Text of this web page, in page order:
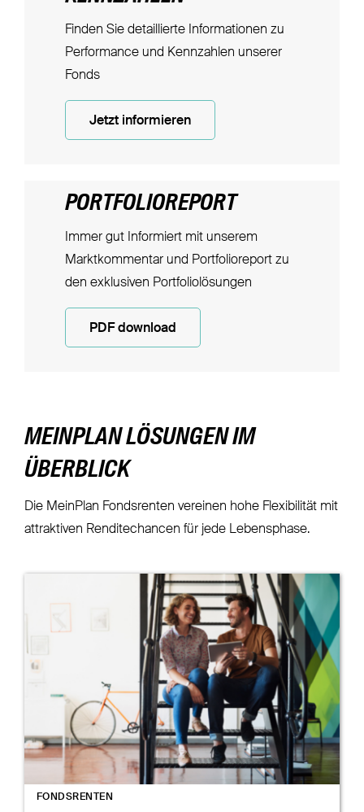
Finden Sie detaillierte Informationen zu
Performance und Kennzahlen unserer
Fonds
Jetzt informieren
PORTFOLIOREPORT
Immer gut Informiert mit unserem
Marktkommentar und Portfolioreport zu
den exklusiven Portfoliolösungen
PDF download
MEINPLAN LÖSUNGEN IM
ÜBERBLICK
Die MeinPlan Fondsrenten vereinen hohe Flexibilität mit
attraktiven Renditechancen für jede Lebensphase.
FONDSRENTEN